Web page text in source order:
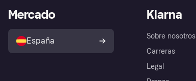
Klarna
Sobre nosotros
Carreras
Legal
Mercado
España